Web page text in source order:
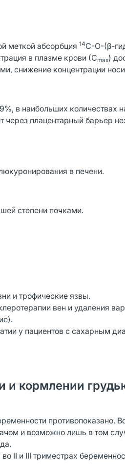
меткой абсорбция 14С-O-(β-
в плазме крови (Сmax)
снижение концентрации
в наибольших количествах
плацентарный барьер
в печени.
степени почками.
и трофические язвы.
вен и удаления
у пациентов с сахарным
и кормлении
противопоказано.
и возможно лишь в том
II и III триместрах